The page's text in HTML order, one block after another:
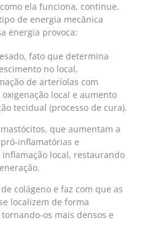
ela funciona, continue.
de energia mecânica
energia provoca:
fato que determina
no local,
de arteríolas com
local e aumento
tecidual (processo de cura).
que aumentam a
inflamatórias e
local, restaurando
colágeno e faz com que as
localizem de forma
os mais densos e